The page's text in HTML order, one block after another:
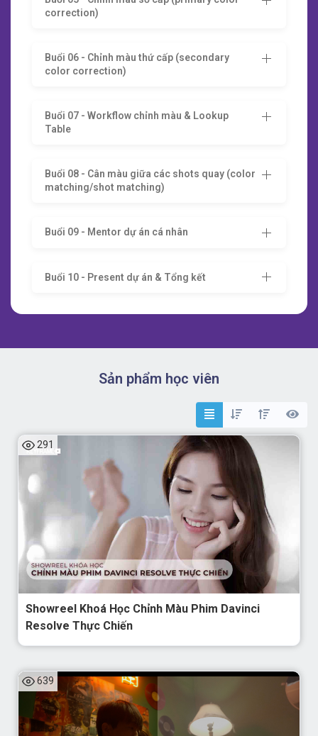
correction)
Buổi 06 - Chỉnh màu thứ cấp (secondary
color correction)
Buổi 07 - Workflow chỉnh màu & Lookup
Table
Buổi 08 - Cân màu giữa các shots quay (color
matching/shot matching)
Buổi 09 - Mentor dự án cá nhân
Buổi 10 - Present dự án & Tổng kết
Sản phẩm học viên
291
Showreel Khoá Học Chỉnh Màu Phim Davinci
Resolve Thực Chiến
639